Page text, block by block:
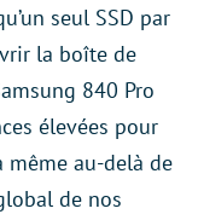
seul SSD par
la boîte de
840 Pro
élevées pour
au-delà de
de nos